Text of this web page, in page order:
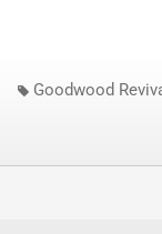
Goodwood